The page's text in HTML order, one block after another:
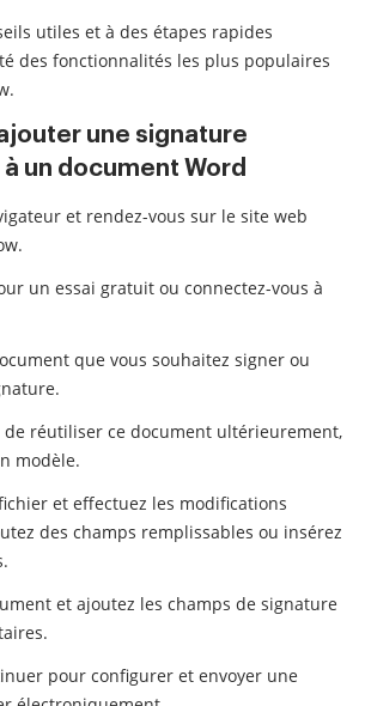
utiles et à des étapes rapides
des fonctionnalités les plus populaires
une signature
un document Word
et rendez-vous sur le site web
un essai gratuit ou connectez-vous à
que vous souhaitez signer ou
de réutiliser ce document ultérieurement,
modèle.
et effectuez les modifications
des champs remplissables ou insérez
et ajoutez les champs de signature
pour configurer et envoyer une